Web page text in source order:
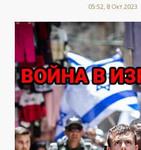
05:52, 8 Окт 2023